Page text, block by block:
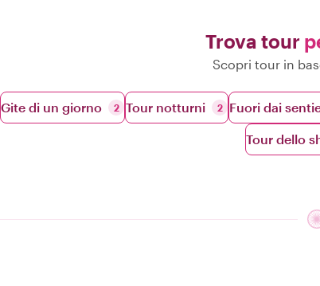
Trova tour
Scopri tour in
Gite di un giorno 2 Tour notturni 2 Fuori dai
Tour dello